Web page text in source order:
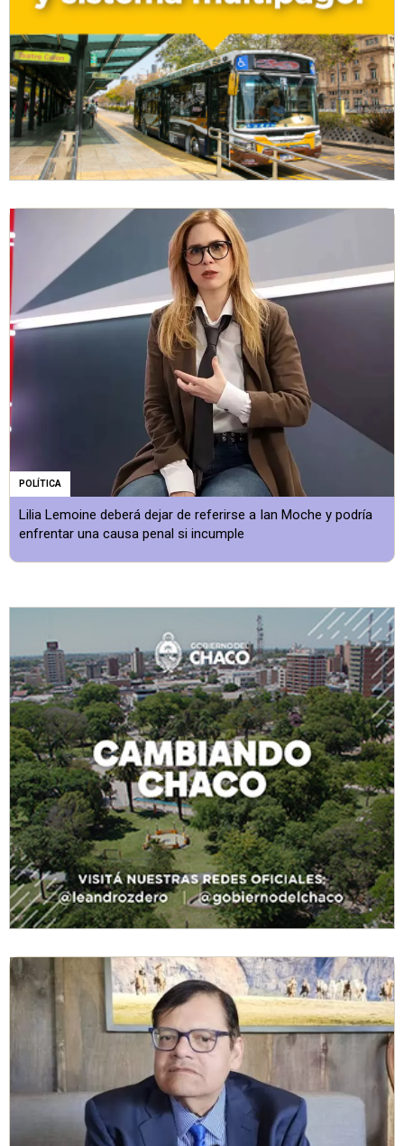
POLÍTICA
Lilia Lemoine deberá dejar de referirse a Ian Moche y podría
enfrentar una causa penal si incumple